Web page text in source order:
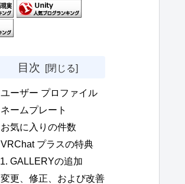
目次
ユーザー プロファイル
ネームプレート
お気に入りの件数
VRChat プラスの特典
GALLERYの追加
変更、修正、および改善